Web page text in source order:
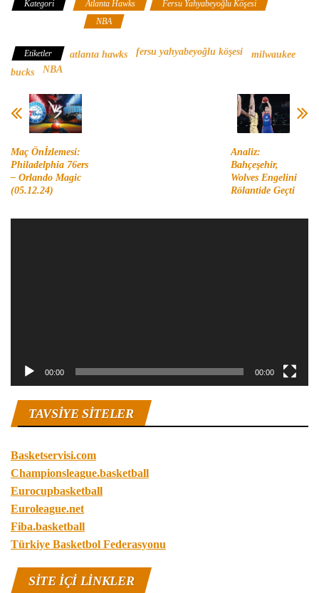
Kategori Atlanta Hawks
Fersu Yahyabeyoğlu Köşesi
NBA
Etiketler atlanta hawks fersu yahyabeyoğlu köşesi
milwaukee
bucks
NBA
Maç Önİzlemesi:
Philadelphia 76ers
– Orlando Magic
(05.12.24)
Analiz:
Bahçeşehir,
Wolves Engelini
Rölantide Geçti
00:00 00:00
TAVSIYE SITELER
Basketservisi.com
Championsleague.basketball
Eurocupbasketball
Euroleague.net
Fiba.basketball
Türkiye Basketbol Federasyonu
SITE IÇI LINKLER